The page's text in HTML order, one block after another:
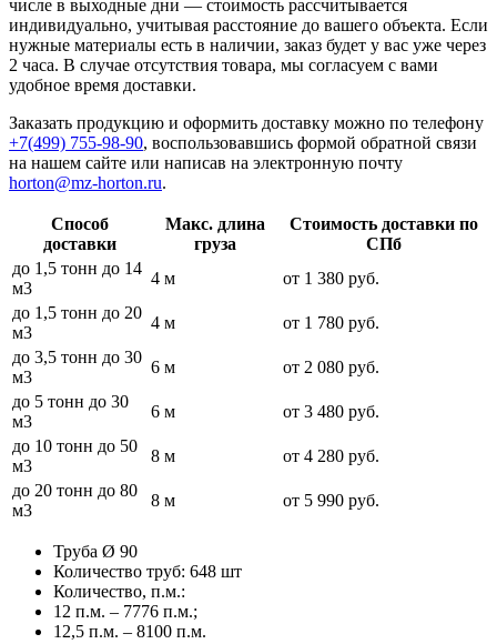
числе в выходные дни — стоимость рассчитывается
индивидуально, учитывая расстояние до вашего объекта. Если
нужные материалы есть в наличии, заказ будет у вас уже через
2 часа. В случае отсутствия товара, мы согласуем с вами
удобное время доставки.
Заказать продукцию и оформить доставку можно по телефону
+7(499) 755-98-90, воспользовавшись формой обратной связи
на нашем сайте или написав на электронную почту
horton@mz-horton.ru.
Способ
доставки
Макс. длина
груза
Стоимость доставки по
СПб
до 1,5 тонн до 14
м3
4 м
от 1 380 руб.
до 1,5 тонн до 20
м3
4 м
от 1 780 руб.
до 3,5 тонн до 30
м3
6 м
от 2 080 руб.
до 5 тонн до 30
м3
6 м
от 3 480 руб.
до 10 тонн до 50
м3
8 м
от 4 280 руб.
до 20 тонн до 80
м3
8 м от 5 990 руб.
Труба Ø 90
Количество труб: 648 шт
Количество, п.м.:
12 п.м. – 7776 п.м.;
12,5 п.м. – 8100 п.м.